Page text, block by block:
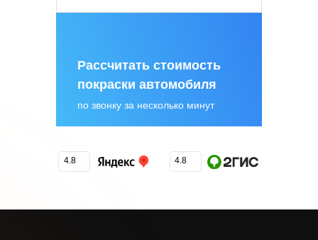
Рассчитать стоимость
покраски автомобиля
по звонку за несколько минут
4.8 4.8